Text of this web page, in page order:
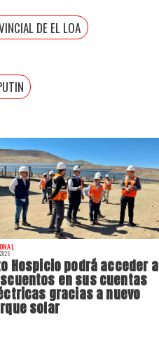
Hospicio podrá acceder a
en sus cuentas
gracias a nuevo
solar
DE EL LOA